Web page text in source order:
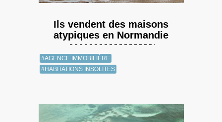
Ils vendent des maisons
atypiques en Normandie
#AGENCE IMMOBILIÈRE
#HABITATIONS INSOLITES